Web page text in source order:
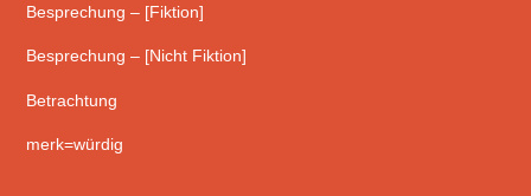
Besprechung – [Fiktion]
Besprechung – [Nicht Fiktion]
Betrachtung
merk=würdig